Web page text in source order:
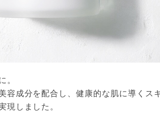
。
容成分を配合し、健康的な肌に導くス
現しました。